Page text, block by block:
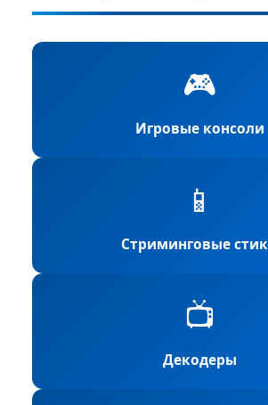
🎮
Игровые консоли
📱
Стриминговые
📺
Декодеры